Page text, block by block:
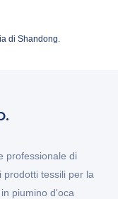
di Shandong.
professionale di
prodotti tessili per la
piumino d'oca